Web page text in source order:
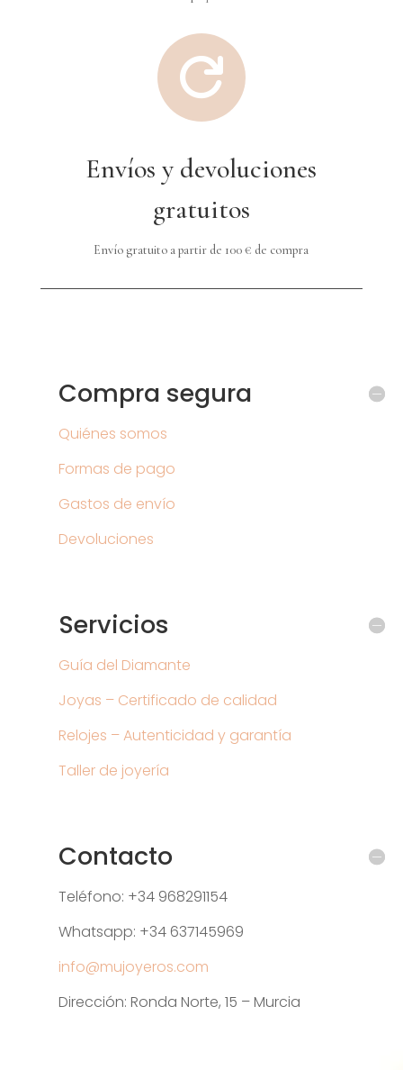

Envíos y devoluciones
gratuitos
Envío gratuito a partir de 100 € de compra
Compra segura
Quiénes somos
Formas de pago
Gastos de envío
Devoluciones
Servicios
Guía del Diamante
Joyas – Certificado de calidad
Relojes – Autenticidad y garantía
Taller de joyería
Contacto
Teléfono: +34 968291154
Whatsapp: +34 637145969
info@mujoyeros.com
Dirección: Ronda Norte, 15 – Murcia